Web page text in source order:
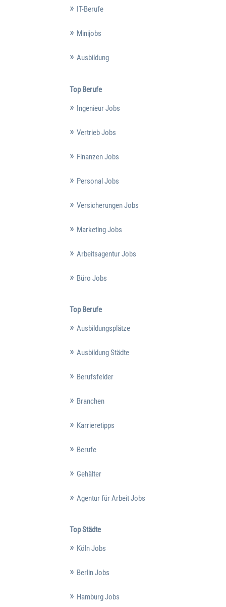
IT-Berufe
Minijobs
Ausbildung
Top Berufe
Ingenieur Jobs
Vertrieb Jobs
Finanzen Jobs
Personal Jobs
Versicherungen Jobs
Marketing Jobs
Arbeitsagentur Jobs
Büro Jobs
Top Berufe
Ausbildungsplätze
Ausbildung Städte
Berufsfelder
Branchen
Karrieretipps
Berufe
Gehälter
Agentur für Arbeit Jobs
Top Städte
Köln Jobs
Berlin Jobs
Hamburg Jobs